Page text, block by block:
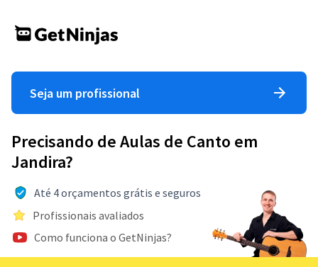
Seja um profissional
Precisando de Aulas de Canto em
Jandira?
Até 4 orçamentos grátis e seguros
Profissionais avaliados
Como funciona o GetNinjas?